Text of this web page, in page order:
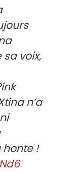
sa voix,
n’a
honte !